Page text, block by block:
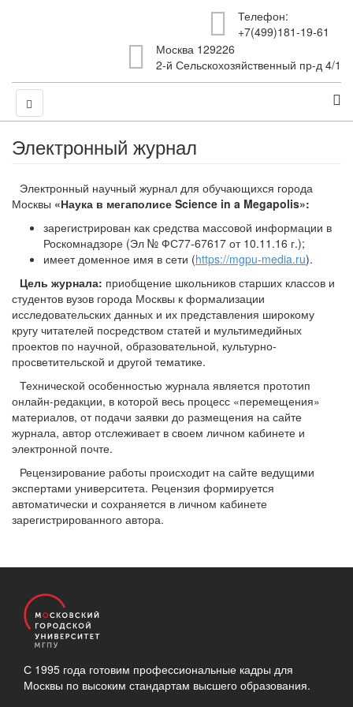
Телефон:
+7(499)181-19-61
Москва 129226
2-й Сельскохозяйственный пр-д 4/1
Электронный журнал
Электронный научный журнал для обучающихся города
Москвы «Наука в мегаполисе Science in a Megapolis»:
зарегистрирован как средства массовой информации в
Роскомнадзоре (Эл № ФС77-67617 от 10.11.16 г.);
имеет доменное имя в сети (https://mgpu-media.ru).
Цель журнала: приобщение школьников старших классов и
студентов вузов города Москвы к формализации
исследовательских данных и их представления широкому
кругу читателей посредством статей и мультимедийных
проектов по научной, образовательной, культурно-
просветительской и другой тематике.
Технической особенностью журнала является прототип
онлайн-редакции, в которой весь процесс «перемещения»
материалов, от подачи заявки до размещения на сайте
журнала, автор отслеживает в своем личном кабинете и
электронной почте.
Рецензирование работы происходит на сайте ведущими
экспертами университета. Рецензия формируется
автоматически и сохраняется в личном кабинете
зарегистрированного автора.
С 1995 года готовим профессиональные кадры для
Москвы по высоким стандартам высшего образования.